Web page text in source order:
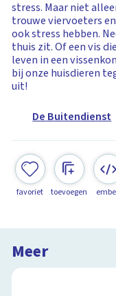
stress. Maar niet
trouwe viervoeters
ook stress hebben.
thuis zit. Of een vis
leven in een
bij onze huisdieren
uit!
De Buitendienst
favoriet toevoegen
Meer